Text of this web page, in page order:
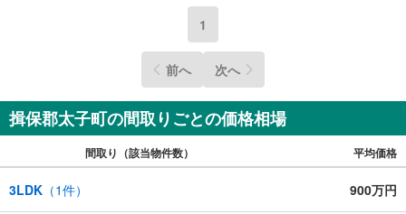
1
前へ 次へ
揖保郡太子町の間取りごとの価格相場
間取り（該当物件数） 平均価格
3LDK （1件） 900万円